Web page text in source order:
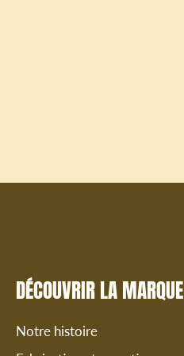
DÉCOUVRIR LA MARQUE
Notre histoire